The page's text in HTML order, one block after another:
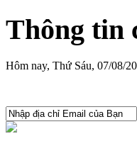
Thông tin
Hôm nay, Thứ Sáu, 07/08/